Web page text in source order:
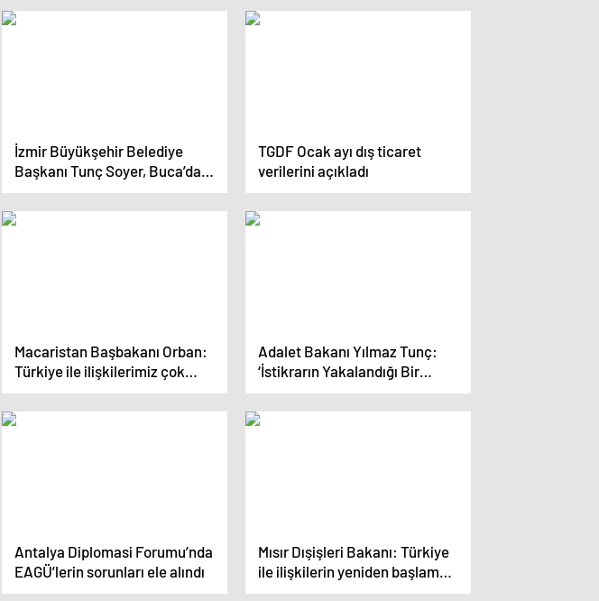
İzmir Büyükşehir Belediye
Başkanı Tunç Soyer, Buca’daki
Kitap Kafe ve Kütüphane’yi
Ziyaret Etti
TGDF Ocak ayı dış ticaret
verilerini açıkladı
Macaristan Başbakanı Orban:
Türkiye ile ilişkilerimiz çok
köklü
Adalet Bakanı Yılmaz Tunç:
‘İstikrarın Yakalandığı Bir
Süreci Hep Beraber
Yaşayacağız’
Antalya Diplomasi Forumu’nda
EAGÜ’lerin sorunları ele alındı
Mısır Dışişleri Bakanı: Türkiye
ile ilişkilerin yeniden başlaması
bölgedeki zorlukların